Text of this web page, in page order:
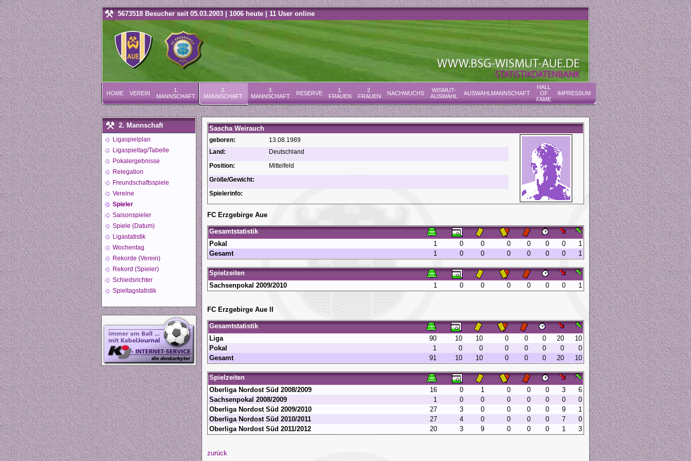
5673518 Besucher seit 05.03.2003 | 1006 heute | 11 User online
HOME VEREIN
1.
MANNSCHAFT
2.
MANNSCHAFT
3.
MANNSCHAFT
RESERVE
1.
FRAUEN
2.
FRAUEN
NACHWUCHS
WISMUT-
AUSWAHL
AUSWAHLMANNSCHAFT
HALL
OF
FAME
IMPRESSUM
2. Mannschaft
Ligaspielplan
Ligaspieltag/Tabelle
Pokalergebnisse
Relegation
Freundschaftsspiele
Vereine
Spieler
Saisonspieler
Spiele (Datum)
Ligastatistik
Wochentag
Rekorde (Verein)
Rekord (Spieler)
Schiedsrichter
Spieltagstatistik
Sascha Weirauch
geboren:
13.08.1989
Land:
Deutschland
Position:
Mittelfeld
Größe/Gewicht:
Spielerinfo:
FC Erzgebirge Aue
Gesamtstatistik
Pokal
1 0 0 0 0 0 0
1
Gesamt
1 0 0 0 0 0 0 1
Spielzeiten
Sachsenpokal 2009/2010
1 0 0 0 0 0 0 1
FC Erzgebirge Aue II
Gesamtstatistik
Liga
90 10 10 0 0 0 20
10
Pokal
1 0 0 0 0 0 0
0
Gesamt
91 10 10 0 0 0 20 10
Spielzeiten
Oberliga Nordost Süd 2008/2009
16 0 1 0 0 0 3
6
Sachsenpokal 2008/2009
1 0 0 0 0 0 0
0
Oberliga Nordost Süd 2009/2010
27 3 0 0 0 0 9
1
Oberliga Nordost Süd 2010/2011
27 4 0 0 0 0 7
0
Oberliga Nordost Süd 2011/2012
20 3 9 0 0 0 1 3
zurück